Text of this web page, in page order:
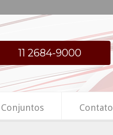
11 2684-9000
Conjuntos Contato